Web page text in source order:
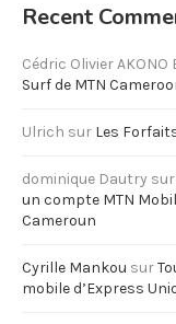
Recent
Cédric Olivier AKONO
Surf de MTN
Ulrich sur Les
dominique Dautry sur
un compte MTN
Cameroun
Cyrille Mankou sur
mobile d’Express